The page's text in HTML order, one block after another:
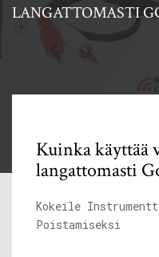
LANGATTOMASTI
Kuinka käyttää
langattomasti
Kokeile
Poistamiseksi